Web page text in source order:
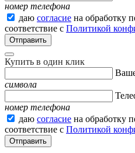
номер телефона
даю согласие на обработку
соответствие с Политикой
Купить в один клик
символа
номер телефона
даю согласие на обработку
соответствие с Политикой